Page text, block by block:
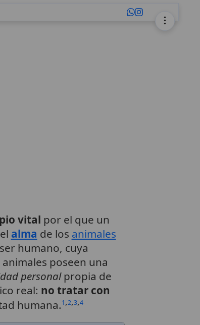
vital por el que un
alma de los animales
humano, cuya
poseen una
personalpropia de
real: no tratar con
humana.1,2,3,4